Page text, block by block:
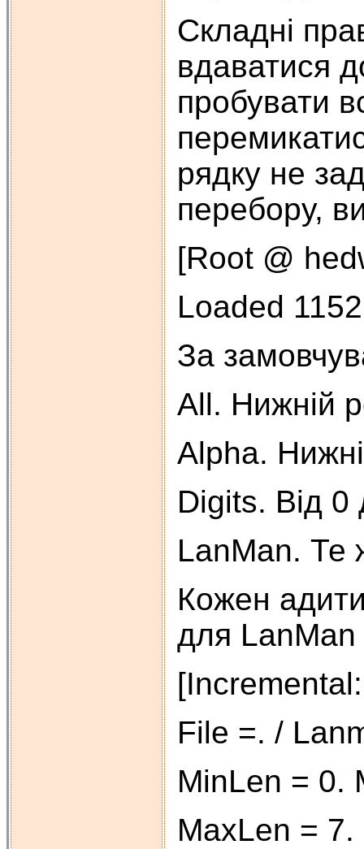
Складні
вдаватися
пробувати
рядку не
перебору,
[Root @
Loaded
За
All. Нижній
Alpha.
Digits. Від 0
LanMan. Те
Кожен
для LanMan
File =. /
MinLen = 0.
MaxLen =